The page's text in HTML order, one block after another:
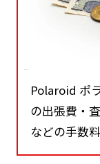
Polaroid ポ
の出張費・
などの手数